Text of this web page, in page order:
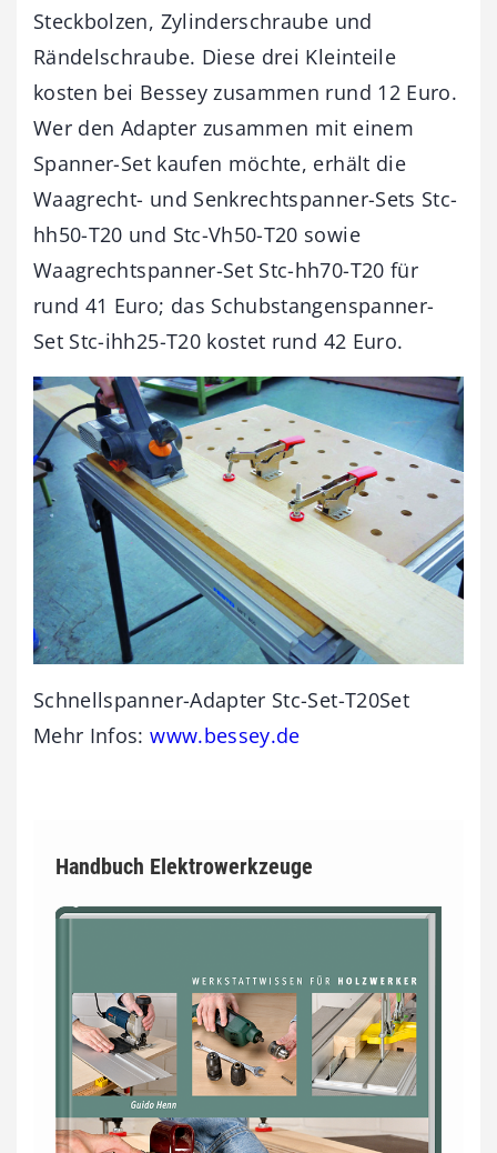
Steckbolzen, Zylinderschraube und
Rändelschraube. Diese drei Kleinteile
kosten bei Bessey zusammen rund 12 Euro.
Wer den Adapter zusammen mit einem
Spanner-Set kaufen möchte, erhält die
Waagrecht- und Senkrechtspanner-Sets Stc-
hh50-T20 und Stc-Vh50-T20 sowie
Waagrechtspanner-Set Stc-hh70-T20 für
rund 41 Euro; das Schubstangenspanner-
Set Stc-ihh25-T20 kostet rund 42 Euro.
Schnellspanner-Adapter Stc-Set-T20Set
Mehr Infos:www.bessey.de
Handbuch Elektrowerkzeuge